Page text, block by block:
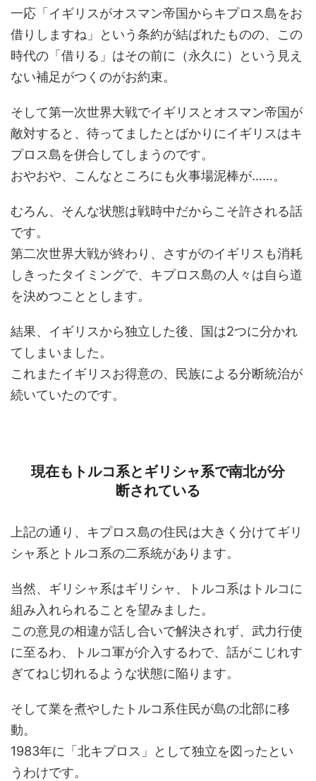
一応「イギリスがオスマン帝国からキプロス島をお
借りしますね」という条約が結ばれたものの、この
時代の「借りる」はその前に（永久に）という見え
ない補足がつくのがお約束。
そして第一次世界大戦でイギリスとオスマン帝国が
敵対すると、待ってましたとばかりにイギリスはキ
プロス島を併合してしまうのです。
おやおや、こんなところにも火事場泥棒が……。
むろん、そんな状態は戦時中だからこそ許される話
です。
第二次世界大戦が終わり、さすがのイギリスも消耗
しきったタイミングで、キプロス島の人々は自ら道
を決めつこととします。
結果、イギリスから独立した後、国は2つに分かれ
てしまいました。
これまたイギリスお得意の、民族による分断統治が
続いていたのです。
現在もトルコ系とギリシャ系で南北が分
断されている
上記の通り、キプロス島の住民は大きく分けてギリ
シャ系とトルコ系の二系統があります。
当然、ギリシャ系はギリシャ、トルコ系はトルコに
組み入れられることを望みました。
この意見の相違が話し合いで解決されず、武力行使
に至るわ、トルコ軍が介入するわで、話がこじれす
ぎてねじ切れるような状態に陥ります。
そして業を煮やしたトルコ系住民が島の北部に移
動。
1983年に「北キプロス」として独立を図ったとい
うわけです。